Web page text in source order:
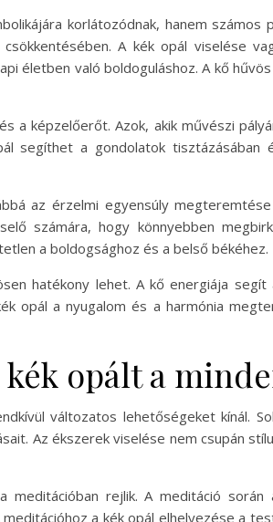
korlátozódnak, hanem
A kék opál viselése
életben való boldoguláshoz. A kő
a képzelőerőt. Azok, akik művészi
segíthet a gondolatok
az érzelmi egyensúly
számára, hogy könnyebben
a boldogsághoz és a belső békéhez.
hatékony lehet. A kő energiája
opál a nyugalom és a harmónia
opált a
változatos lehetőségeket kínál.
Az ékszerek viselése nem csupán
meditációban rejlik. A meditáció
a kék opál elhelyezése a